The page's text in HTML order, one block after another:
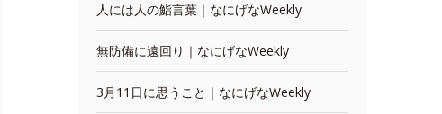
人には人の鮨言葉｜なにげなWeekly
無防備に遠回り｜なにげなWeekly
3月11日に思うこと｜なにげなWeekly